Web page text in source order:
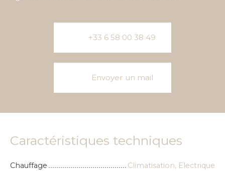
+33 6 58 00 38 49
Envoyer un mail
Caractéristiques techniques
Chauffage
Climatisation, Electrique